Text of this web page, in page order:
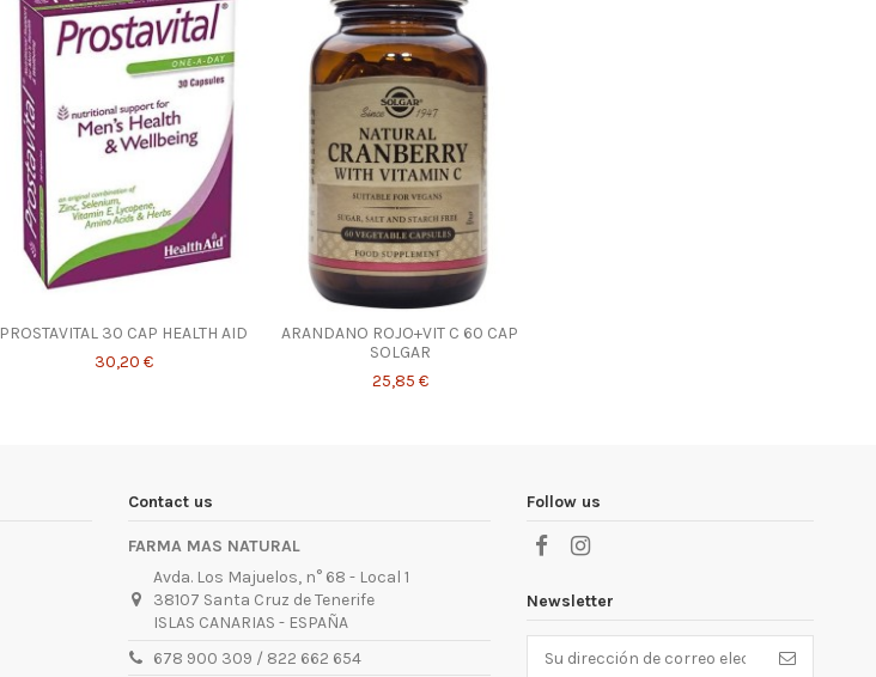
PROSTAVITAL 30 CAP HEALTH AID
30,20 €
ARANDANO ROJO+VIT C 60 CAP
SOLGAR
25,85 €
Contact us
FARMA MAS NATURAL
Avda. Los Majuelos, n° 68 - Local 1
38107 Santa Cruz de Tenerife
ISLAS CANARIAS - ESPAÑA
678 900 309 / 822 662 654
Follow us
Newsletter